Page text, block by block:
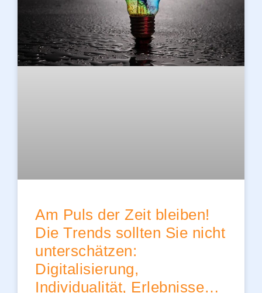
Am Puls der Zeit bleiben!
Die Trends sollten Sie nicht
unterschätzen:
Digitalisierung,
Individualität, Erlebnisse…